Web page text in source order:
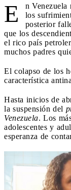
E
n Venezuela
los
posterior
que los
el rico país
muchos padres
El colapso de los
característica
Hasta inicios de
la suspensión del
Venezuela. Los
adolescentes y
esperanza de